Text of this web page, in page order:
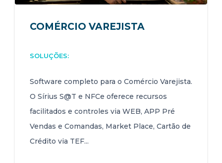
COMÉRCIO VAREJISTA
SOLUÇÕES:
Software completo para o Comércio Varejista.
O Sírius S@T e NFCe oferece recursos
facilitados e controles via WEB, APP Pré
Vendas e Comandas, Market Place, Cartão de
Crédito via TEF...